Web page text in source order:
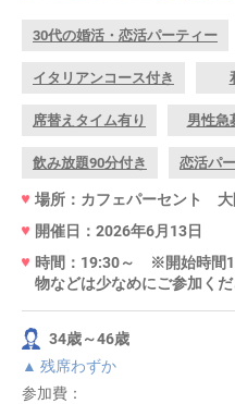
30代の婚活・恋活パーティー
イタリアンコース付き
席替えタイム有り 男性急
飲み放題90分付き 恋活パ
場所：カフェパーセント
開催日：2026年6月13日
時間：19:30～ ※開始時間
物などは少なめにご参加く
34歳～46歳
▲ 残席わずか
参加費：